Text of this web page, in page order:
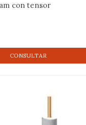
con tensor
CONSULTAR